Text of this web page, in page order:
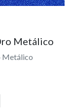
Metálico
Metálico